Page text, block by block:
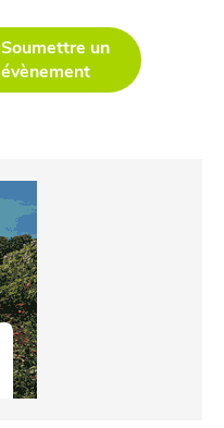
Soumettre un
évènement